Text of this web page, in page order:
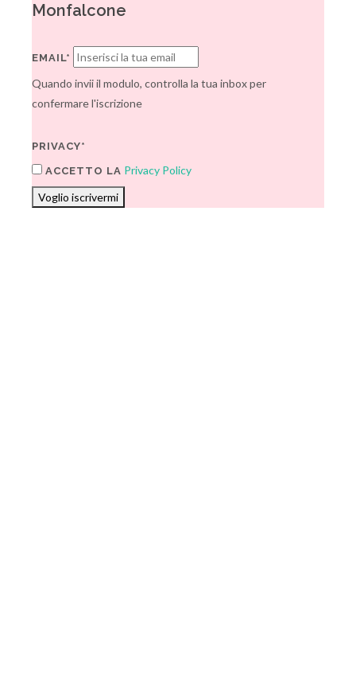
Monfalcone
EMAIL*
Quando invii il modulo, controlla la tua inbox per
confermare l'iscrizione
PRIVACY*
ACCETTO LA Privacy Policy
Voglio iscrivermi